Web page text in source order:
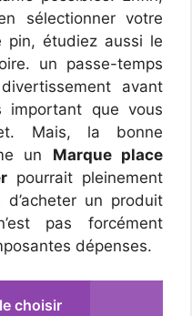
sélectionner votre
pin, étudiez aussi le
un passe-temps
avant
que vous
Mais, la bonne
un Marque place
pourrait pleinement
un produit
pas forcément
dépenses.
choisir